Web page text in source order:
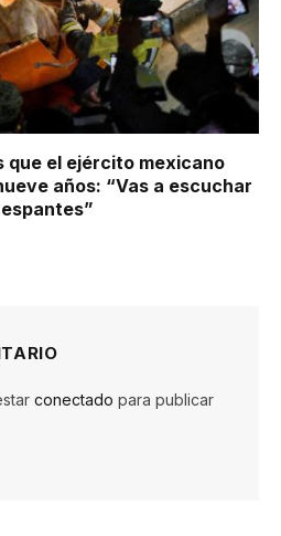
que el ejército mexicano
años: “Vas a escuchar
conectado para publicar